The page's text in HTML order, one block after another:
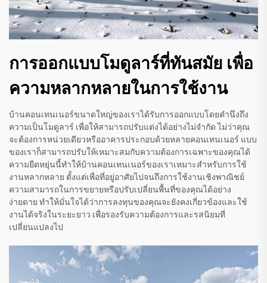
การออกแบบโมดูลาร์ที่ทันสมัย เพื่อ
ความหลากหลายในการใช้งาน
บ้านคอนเทนเนอร์ขนาดใหญ่ของเราได้รับการออกแบบโดยคำนึงถึง
ความเป็นโมดูลาร์ เพื่อให้สามารถปรับแต่งได้อย่างไม่จำกัด ไม่ว่าคุณ
จะต้องการหน่วยเดียวหรืออาคารประกอบด้วยหลายคอนเทนเนอร์ แบบ
ของเราก็สามารถปรับให้เหมาะสมกับความต้องการเฉพาะของคุณได้
ความยืดหยุ่นนี้ทำให้บ้านคอนเทนเนอร์ของเราเหมาะสำหรับการใช้
งานหลากหลาย ตั้งแต่เพื่อที่อยู่อาศัยไปจนถึงการใช้งานเชิงพาณิชย์
ความสามารถในการขยายหรือปรับเปลี่ยนพื้นที่ของคุณได้อย่าง
ง่ายดาย ทำให้มั่นใจได้ว่าการลงทุนของคุณจะยังคงเกี่ยวข้องและใช้
งานได้จริงในระยะยาว เพื่อรองรับความต้องการและรสนิยมที่
เปลี่ยนแปลงไป